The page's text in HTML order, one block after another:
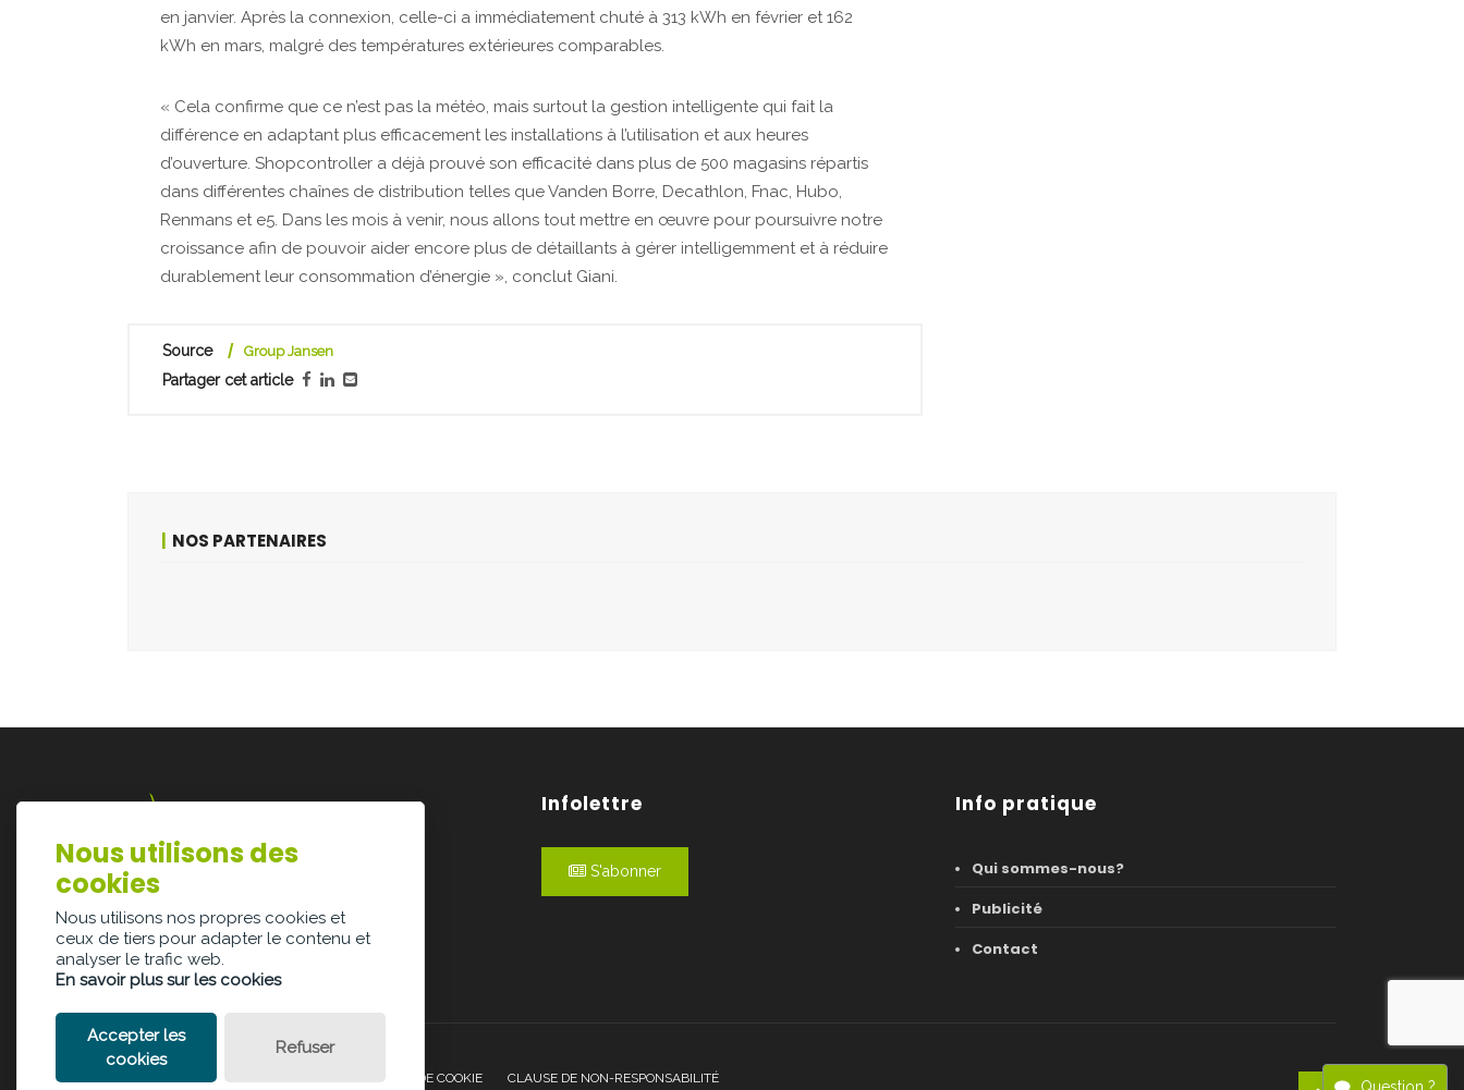
en janvier. Après la connexion, celle-ci a immédiatement chuté à 313 kWh en février et 162
kWh en mars, malgré des températures extérieures comparables.
« Cela confirme que ce n’est pas la météo, mais surtout la gestion intelligente qui fait la
différence en adaptant plus efficacement les installations à l’utilisation et aux heures
d’ouverture. Shopcontroller a déjà prouvé son efficacité dans plus de 500 magasins répartis
dans différentes chaînes de distribution telles que Vanden Borre, Decathlon, Fnac, Hubo,
Renmans et e5. Dans les mois à venir, nous allons tout mettre en œuvre pour poursuivre notre
croissance afin de pouvoir aider encore plus de détaillants à gérer intelligemment et à réduire
durablement leur consommation d’énergie », conclut Giani.
Source Group Jansen
Partager cet article
NOS PARTENAIRES
Lazarijstraat 168
3500 Hasselt
Infolettre
S'abonner
Info pratique
Qui sommes-nous?
Publicité
Contact
POLITIQUE DE CONFIDENTIALITÉ POLITIQUE DE COOKIE CLAUSE DE NON-RESPONSABILITÉ
Nous utilisons des
cookies
Nous utilisons nos propres cookies et
ceux de tiers pour adapter le contenu et
analyser le trafic web.
En savoir plus sur les cookies
Accepter les
cookies
Refuser